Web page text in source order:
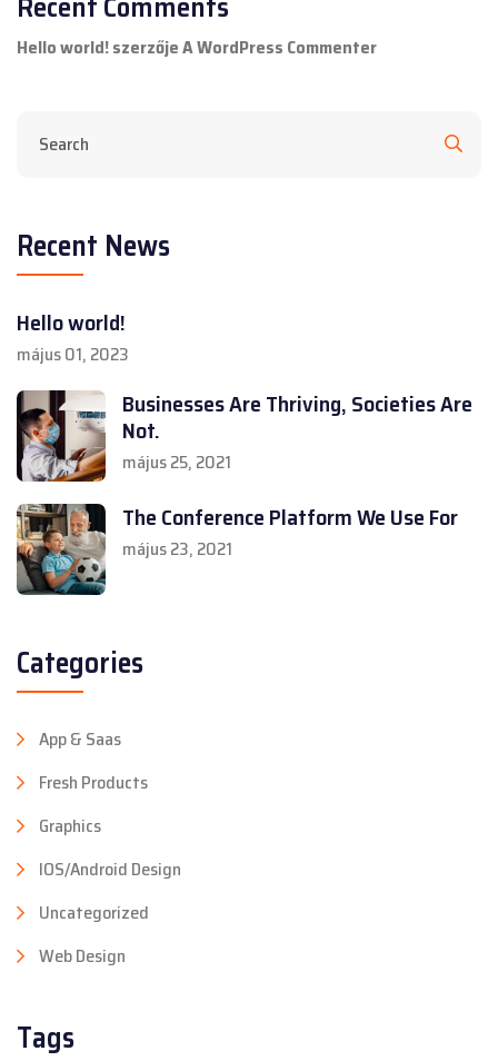
Hello world!szerzőjeA WordPress Commenter
Recent News
Hello world!
május 01, 2023
Businesses Are Thriving, Societies Are
Not.
május 25, 2021
The Conference Platform We Use For
május 23, 2021
Categories
App & Saas
Fresh Products
Graphics
IOS/Android Design
Uncategorized
Web Design
Tags